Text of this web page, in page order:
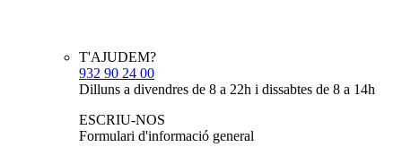
T'AJUDEM?
932 90 24 00
Dilluns a divendres de 8 a 22h i dissabtes de 8 a 14h
ESCRIU-NOS
Formulari d'informació general